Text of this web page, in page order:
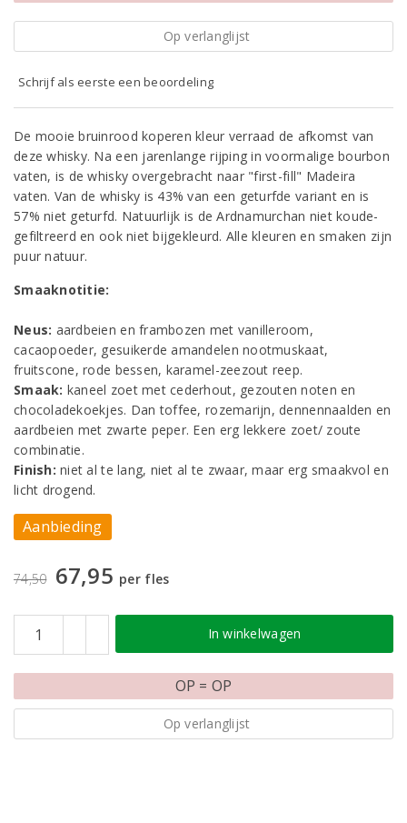
Op verlanglijst
Schrijf als eerste een beoordeling
De mooie bruinrood koperen kleur verraad de afkomst van
deze whisky. Na een jarenlange rijping in voormalige bourbon
vaten, is de whisky overgebracht naar "first-fill" Madeira
vaten. Van de whisky is 43% van een geturfde variant en is
57% niet geturfd. Natuurlijk is de Ardnamurchan niet koude-
gefiltreerd en ook niet bijgekleurd. Alle kleuren en smaken zijn
puur natuur.
Smaaknotitie:
Neus: aardbeien en frambozen met vanilleroom,
cacaopoeder, gesuikerde amandelen nootmuskaat,
fruitscone, rode bessen, karamel-zeezout reep.
Smaak: kaneel zoet met cederhout, gezouten noten en
chocoladekoekjes. Dan toffee, rozemarijn, dennennaalden en
aardbeien met zwarte peper. Een erg lekkere zoet/ zoute
combinatie.
Finish:niet al te lang, niet al te zwaar, maar erg smaakvol en
licht drogend.
Aanbieding
74,50 67,95 per fles
In winkelwagen
OP = OP
Op verlanglijst